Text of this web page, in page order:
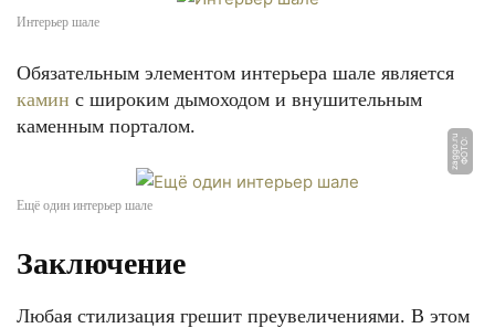
Интерьер шале
Обязательным элементом интерьера шале является
камин с широким дымоходом и внушительным
каменным порталом.
Ф
О
Т
О:
z
a
g
g
o.
r
u
Ещё один интерьер шале
Заключение
Любая стилизация грешит преувеличениями. В этом